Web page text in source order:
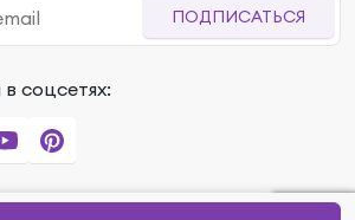
ПОДПИСАТЬСЯ
соцсетях: